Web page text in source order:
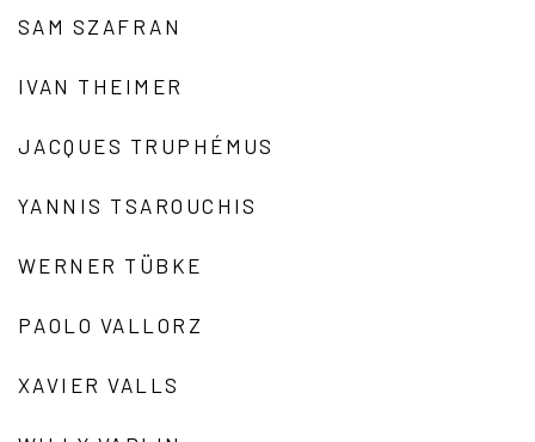
SAM SZAFRAN
IVAN THEIMER
JACQUES TRUPHÉMUS
YANNIS TSAROUCHIS
WERNER TÜBKE
PAOLO VALLORZ
XAVIER VALLS